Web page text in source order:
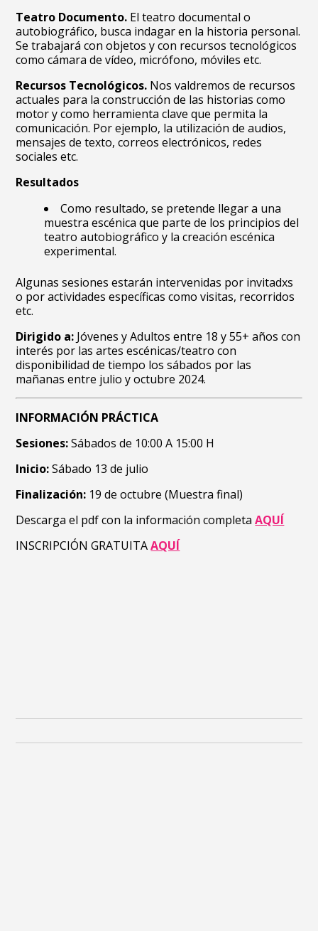
Teatro Documento. El teatro documental o
autobiográfico, busca indagar en la historia personal.
Se trabajará con objetos y con recursos tecnológicos
como cámara de vídeo, micrófono, móviles etc.
Recursos Tecnológicos. Nos valdremos de recursos
actuales para la construcción de las historias como
motor y como herramienta clave que permita la
comunicación. Por ejemplo, la utilización de audios,
mensajes de texto, correos electrónicos, redes
sociales etc.
Resultados
Como resultado, se pretende llegar a una
muestra escénica que parte de los principios del
teatro autobiográfico y la creación escénica
experimental.
Algunas sesiones estarán intervenidas por invitadxs
o por actividades específicas como visitas, recorridos
etc.
Dirigido a: Jóvenes y Adultos entre 18 y 55+ años con
interés por las artes escénicas/teatro con
disponibilidad de tiempo los sábados por las
mañanas entre julio y octubre 2024.
INFORMACIÓN PRÁCTICA
Sesiones:Sábados de 10:00 A 15:00 H
Inicio:Sábado 13 de julio
Finalización: 19 de octubre (Muestra final)
Descarga el pdf con la información completaAQUÍ
INSCRIPCIÓN GRATUITAAQUÍ